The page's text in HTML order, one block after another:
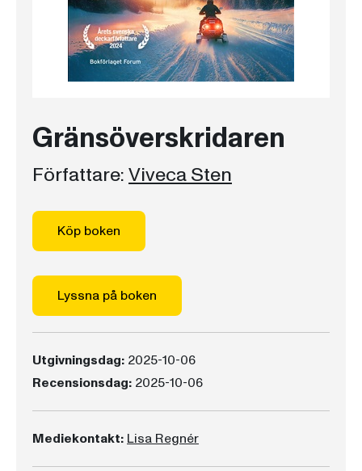
Gränsöverskridaren
Författare:Viveca Sten
Köp boken
Lyssna på boken
Utgivningsdag: 2025-10-06
Recensionsdag: 2025-10-06
Mediekontakt: Lisa Regnér